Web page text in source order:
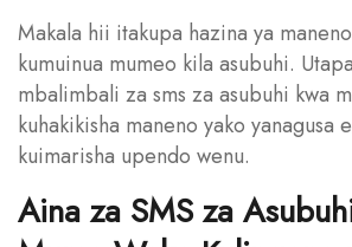
Makala hii itakupa hazina ya
kumuinua mumeo kila asubuhi.
mbalimbali za sms za asubuhi kwa
kuhakikisha maneno yako yanagusa
kuimarisha upendo wenu.
Aina za SMS za